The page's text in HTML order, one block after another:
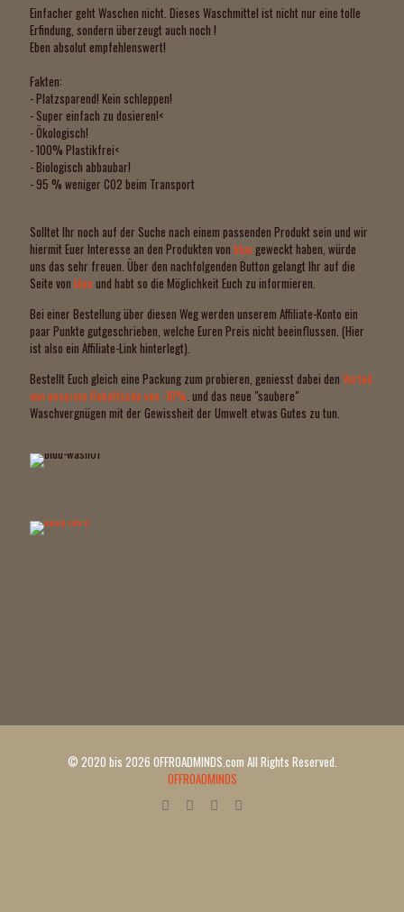
Einfacher geht Waschen nicht. Dieses Waschmittel ist nicht nur eine tolle
Erfindung, sondern überzeugt auch noch !
Eben absolut empfehlenswert!
Fakten:
- Platzsparend! Kein schleppen!
- Super einfach zu dosieren!<
- Ökologisch!
- 100% Plastikfrei<
- Biologisch abbaubar!
- 95 % weniger CO2 beim Transport
Solltet Ihr noch auf der Suche nach einem passenden Produkt sein und wir
hiermit Euer Interesse an den Produkten von bluu geweckt haben, würde
uns das sehr freuen. Über den nachfolgenden Button gelangt Ihr auf die
Seite von bluu und habt so die Möglichkeit Euch zu informieren.
Bei einer Bestellung über diesen Weg werden unserem Affiliate-Konto ein
paar Punkte gutgeschrieben, welche Euren Preis nicht beeinflussen. (Hier
ist also ein Affiliate-Link hinterlegt).
Bestellt Euch gleich eine Packung zum probieren, geniesst dabei den Vorteil
von unserem Rabattcode von -10% . und das neue "saubere"
Waschvergnügen mit der Gewissheit der Umwelt etwas Gutes zu tun.
© 2020 bis 2026 OFFROADMINDS.com All Rights Reserved.
OFFROADMINDS